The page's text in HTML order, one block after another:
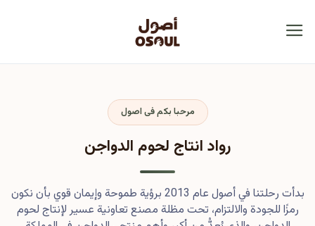
مرحبا بكم فى اصول
رواد انتاج لحوم الدواجن
بدأت رحلتنا في أصول عام 2013 برؤية طموحة وإيمان قوي بأن نكون
رمزًا للجودة والالتزام، تحت مظلة مصنع تعاونية عسير لإنتاج لحوم